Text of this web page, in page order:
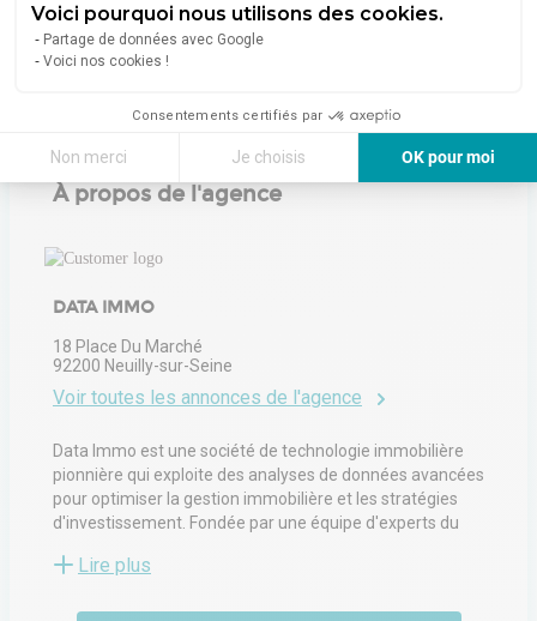
Voici pourquoi nous utilisons des cookies.
Partage de données avec Google
Voici nos cookies !
Consentements certifiés par
Non merci Je choisis
OK pour moi
Axeptio consent
Plateforme de Gestion du Consentement : Personnalisez vos Options
En savoir plus sur le bien
À propos de l'agence
DATA IMMO
18 Place Du Marché
92200 Neuilly-sur-Seine
Voir toutes les annonces de l'agence
Data Immo est une société de technologie immobilière
pionnière qui exploite des analyses de données avancées
pour optimiser la gestion immobilière et les stratégies
d'investissement. Fondée par une équipe d'experts du
d'informations exploitables via des outils et des
Lire plus